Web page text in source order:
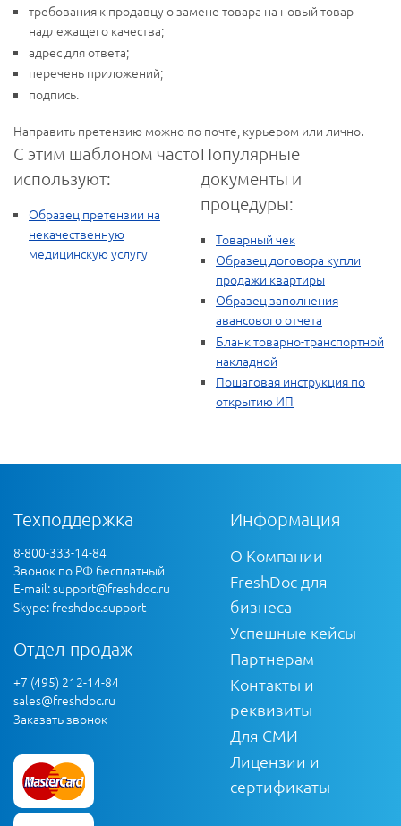
требования к продавцу о замене товара на новый товар
надлежащего качества;
адрес для ответа;
перечень приложений;
подпись.
Направить претензию можно по почте, курьером или лично.
С этим шаблоном часто
используют:
Образец претензии на
некачественную
медицинскую услугу
Популярные
документы и
процедуры:
Товарный чек
Образец договора купли
продажи квартиры
Образец заполнения
авансового отчета
Бланк товарно-транспортной
накладной
Пошаговая инструкция по
открытию ИП
Техподдержка
8-800-333-14-84
Звонок по РФ бесплатный
E-mail:support@freshdoc.ru
Skype: freshdoc.support
Отдел продаж
+7 (495) 212-14-84
sales@freshdoc.ru
Заказать звонок
Информация
О Компании
FreshDoc для
бизнеса
Успешные кейсы
Партнерам
Контакты и
реквизиты
Для СМИ
Лицензии и
сертификаты